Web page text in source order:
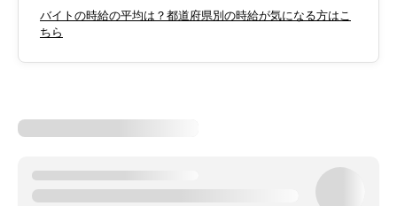
バイトの時給の平均は？都道府県別の時給が気になる方はこ
ちら